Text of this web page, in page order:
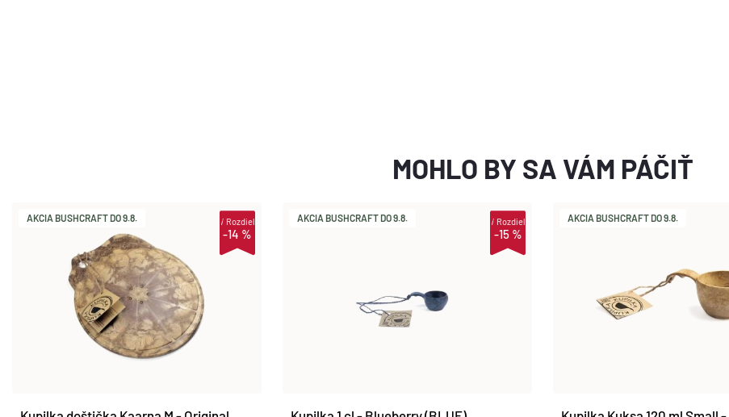
MOHLO BY SA VÁM PÁČIŤ
AKCIA BUSHCRAFT DO 9.8.
-14 %
iRozdiel AKCIA BUSHCRAFT DO 9.8.
-15 %
iRozdiel AKCIA BUSHCRAFT DO 9.8.